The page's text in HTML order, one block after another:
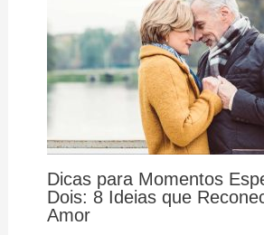
Dicas para Momentos
Dois: 8 Ideias que
Amor